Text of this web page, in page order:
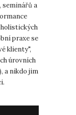
seminářů a
praxe se
klienty",
úrovních
a nikdo jim